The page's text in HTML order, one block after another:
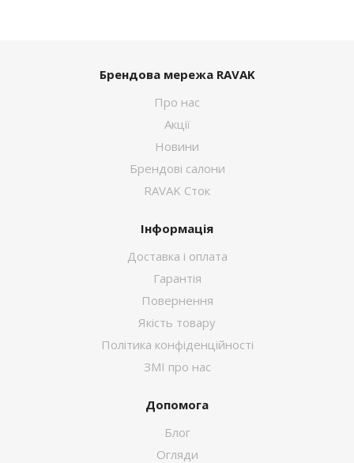
Брендова мережа RAVAK
Про нас
Акції
Новини
Брендові салони
RAVAK Сток
Інформація
Доставка і оплата
Гарантія
Повернення
Якість товару
Політика конфіденційності
ЗМІ про нас
Допомога
Блог
Огляди